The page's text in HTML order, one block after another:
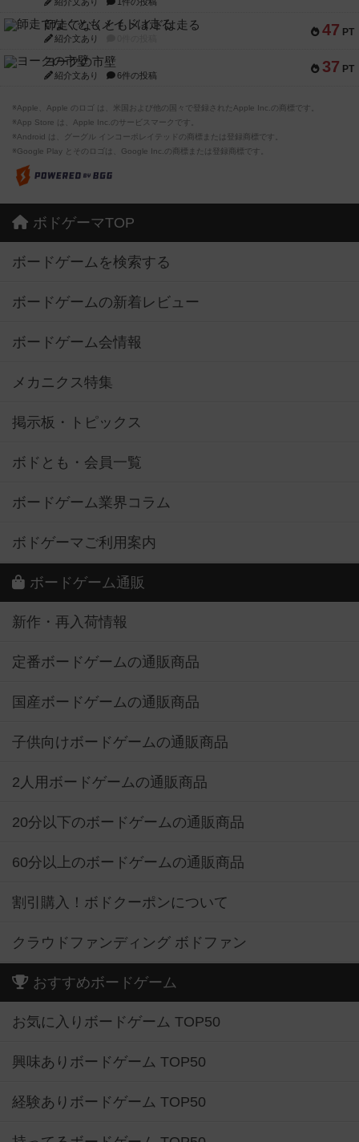
47 PT
師走でなくともメイドは走る
紹介文あり
37 PT
ヨークの市壁
紹介文あり 6件の投稿
※Apple、Apple のロゴ は、米国および他の国々で登録されたApple Inc.の商標です。
※App Store は、Apple Inc.のサービスマークです。
※Android は、グーグル インコーポレイテッドの商標または登録商標です。
※Google Play とそのロゴは、Google Inc.の商標または登録商標です。
ボドゲーマTOP
ボードゲームを検索する
ボードゲームの新着レビュー
ボードゲーム会情報
メカニクス特集
掲示板・トピックス
ボドとも・会員一覧
ボードゲーム業界コラム
ボドゲーマご利用案内
ボードゲーム通販
新作・再入荷情報
定番ボードゲームの通販商品
国産ボードゲームの通販商品
子供向けボードゲームの通販商品
2人用ボードゲームの通販商品
20分以下のボードゲームの通販商品
60分以上のボードゲームの通販商品
割引購入！ボドクーポンについて
クラウドファンディング ボドファン
おすすめボードゲーム
お気に入りボードゲーム TOP50
興味ありボードゲーム TOP50
経験ありボードゲーム TOP50